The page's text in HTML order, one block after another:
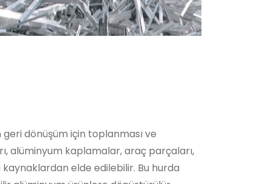
dönüşüm için toplanması ve
alüminyum kaplamalar, araç parçaları,
elde edilebilir. Bu hurda